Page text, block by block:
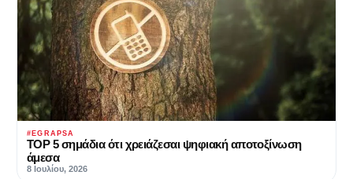
#EGRAPSA
TOP 5 σημάδια ότι χρειάζεσαι ψηφιακή αποτοξίνωση
άμεσα
8 Ιουλίου, 2026